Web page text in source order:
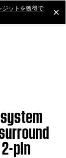
ジットを獲得で
pin